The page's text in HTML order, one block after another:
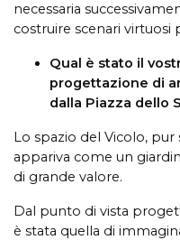
necessaria
costruire scenari virtuosi
Qual è stato il
progettazione di
dalla Piazza dello
Lo spazio del Vicolo,
appariva come un
di grande valore.
Dal punto di vista
è stata quella di